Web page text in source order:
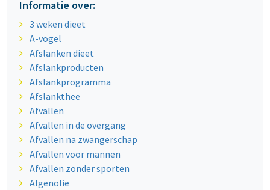
Informatie over:
3 weken dieet
A-vogel
Afslanken dieet
Afslankproducten
Afslankprogramma
Afslankthee
Afvallen
Afvallen in de overgang
Afvallen na zwangerschap
Afvallen voor mannen
Afvallen zonder sporten
Algenolie